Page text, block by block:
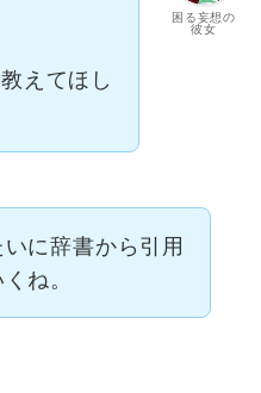
困る妄想の
彼女
えてほし
に辞書から引用
ね。